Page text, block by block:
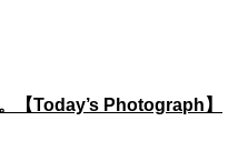
【Today’s Photograph】